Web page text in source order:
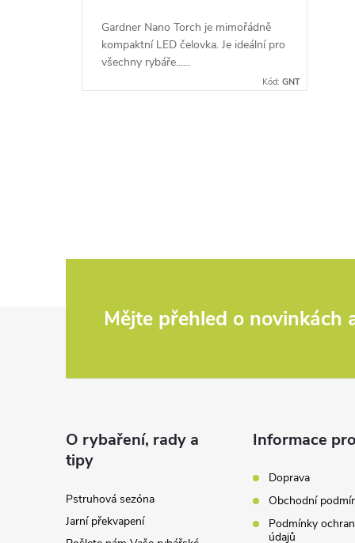
Gardner Nano Torch je mimořádně
kompaktní LED čelovka. Je ideální pro
všechny rybáře......
Kód:GNT
í
r
v
k
y
Mějte přehled o novinkách
O rybaření, rady a
tipy
Pstruhová sezóna
Jarní překvapení
Informace
Doprava
Obchodní
Podmínky
údajů